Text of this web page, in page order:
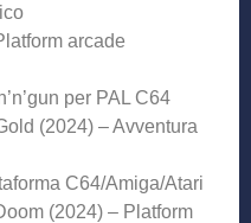
arcade
per PAL C64
(2024) – Avventura
C64/Amiga/Atari
(2024) – Platform